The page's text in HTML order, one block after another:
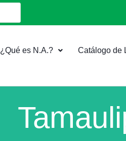
¿Qué es N.A.? Catálogo de